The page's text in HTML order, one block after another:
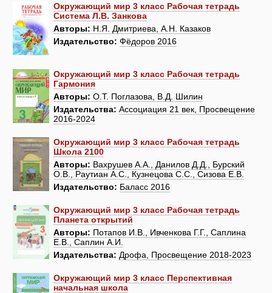
Окружающий мир 3 класс Рабочая тетрадь
Система Л.В. Занкова
Авторы: Н.Я. Дмитриева, А.Н. Казаков
Издательство: Фёдоров 2016
Окружающий мир 3 класс Рабочая тетрадь
Гармония
Авторы: О.Т. Поглазова, В.Д. Шилин
Издательства: Ассоциация 21 век, Просвещение
2016-2024
Окружающий мир 3 класс Рабочая тетрадь
Школа 2100
Авторы: Вахрушев А.А., Данилов Д.Д., Бурский
О.В., Раутиан А.С., Кузнецова С.С., Сизова Е.В.
Издательство: Баласс 2016
Окружающий мир 3 класс Рабочая тетрадь
Планета открытий
Авторы: Потапов И.В., Ивченкова Г.Г., Саплина
Е.В., Саплин А.И.
Издательства: Дрофа, Просвещение 2018-2023
Окружающий мир 3 класс Перспективная
начальная школа